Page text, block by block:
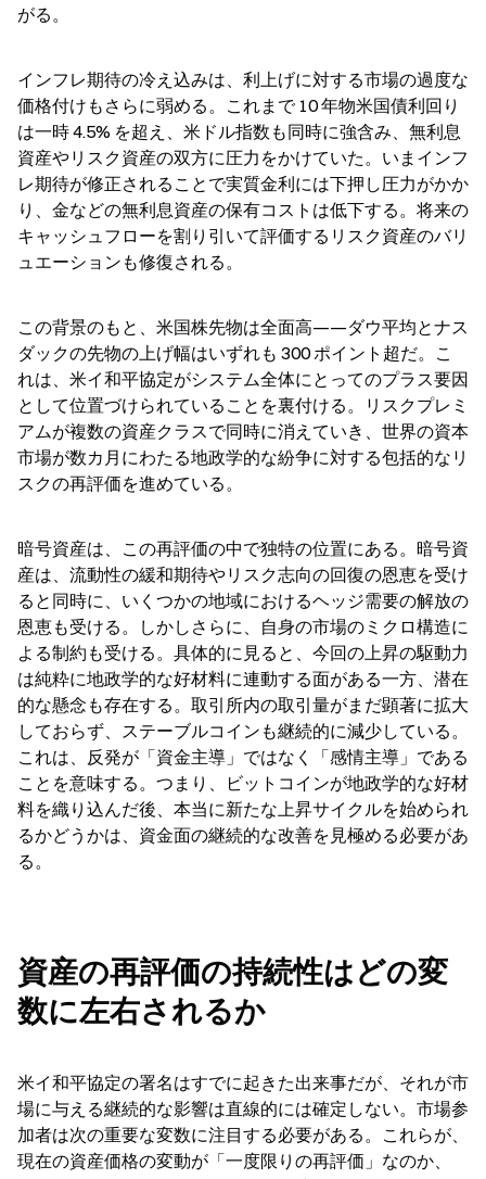
がる。
インフレ期待の冷え込みは、利上げに対する市場の過度な
価格付けもさらに弱める。これまで 10 年物米国債利回り
は一時 4.5% を超え、米ドル指数も同時に強含み、無利息
資産やリスク資産の双方に圧力をかけていた。いまインフ
レ期待が修正されることで実質金利には下押し圧力がかか
り、金などの無利息資産の保有コストは低下する。将来の
キャッシュフローを割り引いて評価するリスク資産のバリ
ュエーションも修復される。
この背景のもと、米国株先物は全面高——ダウ平均とナス
ダックの先物の上げ幅はいずれも 300 ポイント超だ。こ
れは、米イ和平協定がシステム全体にとってのプラス要因
として位置づけられていることを裏付ける。リスクプレミ
アムが複数の資産クラスで同時に消えていき、世界の資本
市場が数カ月にわたる地政学的な紛争に対する包括的なリ
スクの再評価を進めている。
暗号資産は、この再評価の中で独特の位置にある。暗号資
産は、流動性の緩和期待やリスク志向の回復の恩恵を受け
ると同時に、いくつかの地域におけるヘッジ需要の解放の
恩恵も受ける。しかしさらに、自身の市場のミクロ構造に
よる制約も受ける。具体的に見ると、今回の上昇の駆動力
は純粋に地政学的な好材料に連動する面がある一方、潜在
的な懸念も存在する。取引所内の取引量がまだ顕著に拡大
しておらず、ステーブルコインも継続的に減少している。
これは、反発が「資金主導」ではなく「感情主導」である
ことを意味する。つまり、ビットコインが地政学的な好材
料を織り込んだ後、本当に新たな上昇サイクルを始められ
るかどうかは、資金面の継続的な改善を見極める必要があ
る。
資産の再評価の持続性はどの変
数に左右されるか
米イ和平協定の署名はすでに起きた出来事だが、それが市
場に与える継続的な影響は直線的には確定しない。市場参
加者は次の重要な変数に注目する必要がある。これらが、
現在の資産価格の変動が「一度限りの再評価」なのか、